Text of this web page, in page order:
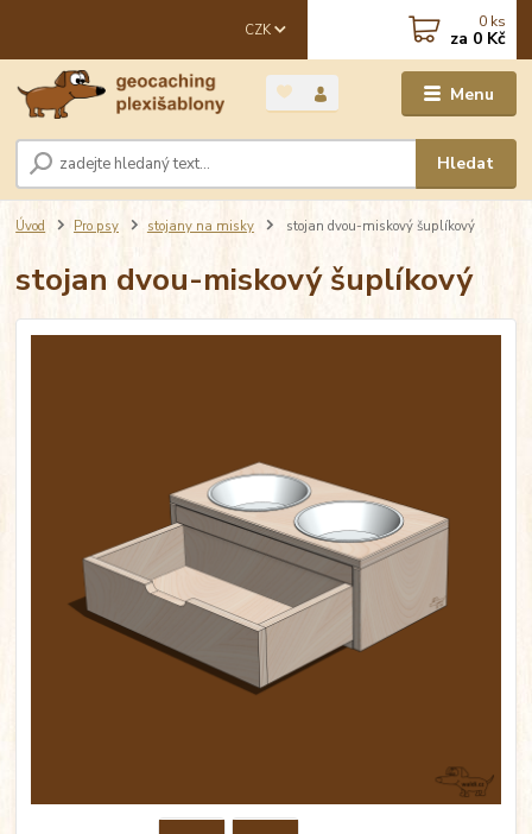
Menu
CZK
Hledat
0 ks
za 0 Kč
Úvod Pro psy stojany na misky stojan dvou-miskový šuplíkový
stojan dvou-miskový šuplíkový